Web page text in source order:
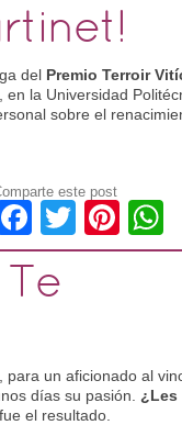
del Premio Terroir
en la Universidad
sobre el
este post
Facebook
Twitter
para un aficionado al
días su pasión. ¿Les
el resultado.